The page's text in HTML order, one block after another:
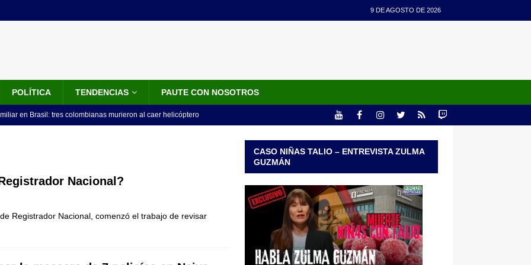
9 DE AGOSTO DE 2026
POLÍTICA TENDENCIAS PAUTE CON NOSOTROS
en Brasil: tres colombianas murieron al caer helicóptero
Nacional?
Registrador Nacional, comenzó el trabajo de revisar
CASO NIÑAS TALIO – ENTREVISTA ZULMA
GUZMÁN